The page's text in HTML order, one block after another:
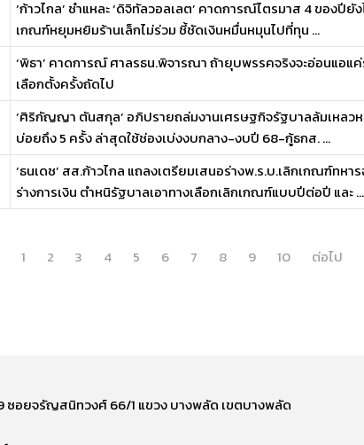
‘ก้าวไกล’ ชำแหละ ‘ดิจิทัลวอลเลต’ คาดการณ์ไตรมาส 4 ของปี
เกณฑ์หยุมหยิมร้านเล็กไม่ร่วม ชี้ชัดเงินหมื่นหมุนไปที่ทุน ...
‘พิธา’ คาดการณ์ ศาลรธน.พิจารณา ถ้ายุบพรรคจริงจะอ่อนแอแค่
เลือกตั้งครั้งถัดไป
‘ศิริกัญญา ตันสกุล’ อภิปรายถล่มงานเศรษฐกิจรัฐบาลล้มเหลว
บ่อยถึง 5 ครั้ง ล่าสุดใช้ช่องเบ่งงบกลาง-งบปี 68-กู้ธกส. ...
‘ธนเดช’ สส.ก้าวไกล แถลงเตรียมเสนอร่างพ.ร.บ.เลิกเกณฑ์ทห
ร่างการเงิน ตำหนิรัฐบาลเอาทางเลือกเลิกเกณฑ์แบบปีต่อปี และ ...
1 2 3 4 5 6 7 8 9 10 ต่อไป
ซอยจรัญสนิทวงศ์ 66/1 แขวง บางพลัด เขตบางพลัด